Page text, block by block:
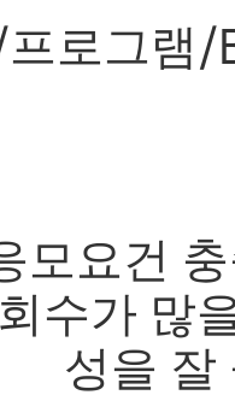
프로그램/
모요건
수가 많
성을 잘